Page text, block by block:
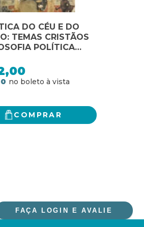
DO CÉU E DO
TEMAS CRISTÃOS
POLÍTICA
MEDIEVAL E
COMPRAR
FAÇA LOGIN E AVALIE